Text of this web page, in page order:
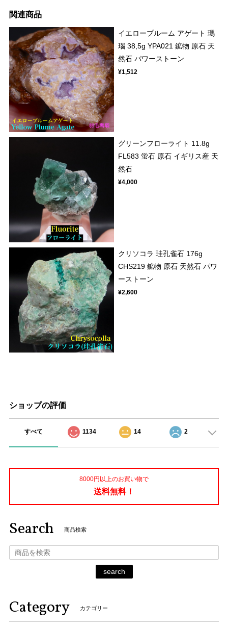
関連商品
イエロープルーム アゲート 瑪
瑙 38,5g YPA021 鉱物 原石 天
然石 パワーストーン
¥1,512
グリーンフローライト 11.8g
FL583 蛍石 原石 イギリス産 天
然石
¥4,000
クリソコラ 珪孔雀石 176g
CHS219 鉱物 原石 天然石 パワ
ーストーン
¥2,600
ショップの評価
すべて 1134 14 2
8000円以上のお買い物で
送料無料！
Search 商品検索
search
Category カテゴリー